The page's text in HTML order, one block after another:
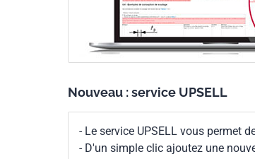
Nouveau : service UPSELL
- Le service UPSELL vous permet
- D'un simple clic ajoutez une